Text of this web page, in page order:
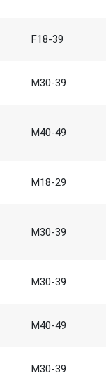
F18-39
M30-39
M40-49
M18-29
M30-39
M30-39
M40-49
M30-39